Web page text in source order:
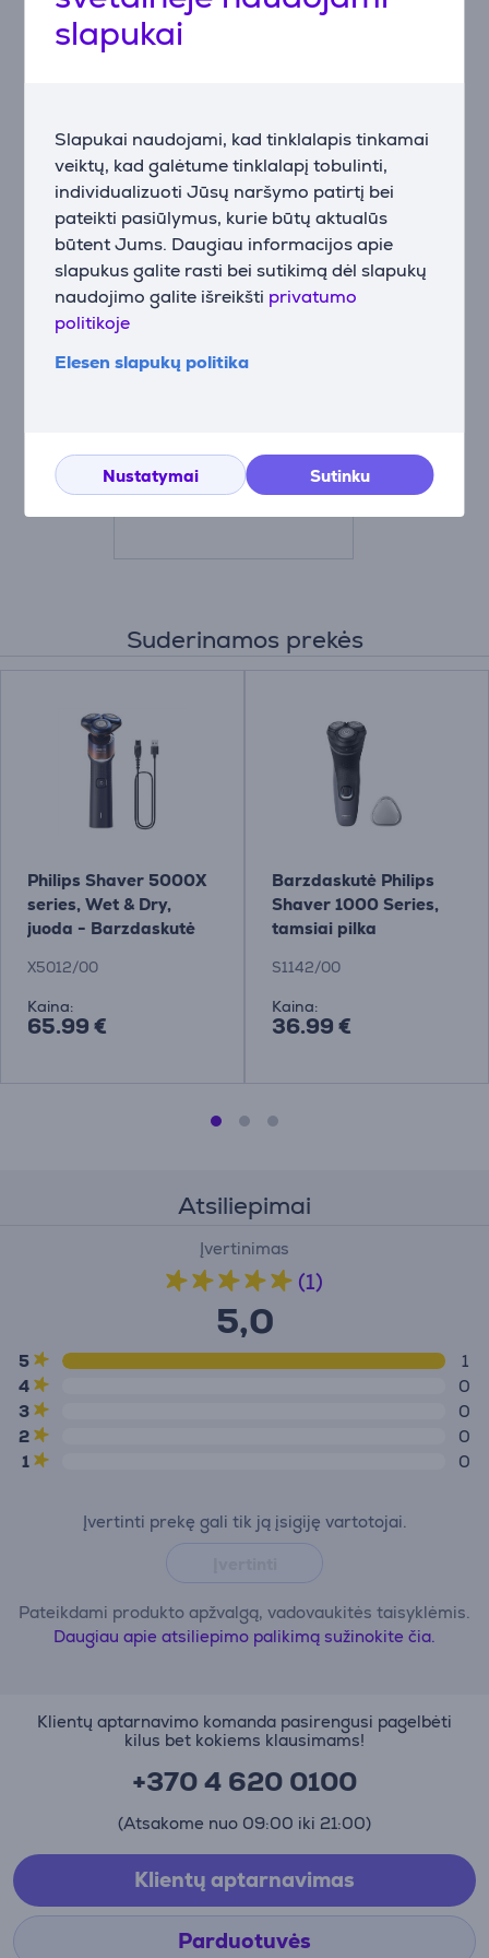
slapukai
Slapukai naudojami, kad tinklalapis tinkamai
veiktų, kad galėtume tinklalapį tobulinti,
individualizuoti Jūsų naršymo patirtį bei
pateikti pasiūlymus, kurie būtų aktualūs
būtent Jums. Daugiau informacijos apie
slapukus galite rasti bei sutikimą dėl slapukų
naudojimo galite išreikšti privatumo
politikoje
Elesen slapukų politika
Nustatymai Sutinku
Aprašymas
Philips Shaver 5000X
Kaina:
65.99 €
Suderinamos prekės
Philips Shaver 5000X
series, Wet & Dry,
juoda - Barzdaskutė
X5012/00
Kaina:
65.99 €
Barzdaskutė Philips
Shaver 1000 Series,
tamsiai pilka
S1142/00
Kaina:
36.99 €
Atsiliepimai
Įvertinimas
(1)
5,0
5
1
4
0
3
0
2
0
1
0
Įvertinti prekę gali tik ją įsigiję vartotojai.
Pateikdami produkto apžvalgą, vadovaukitės taisyklėmis.
Daugiau apie atsiliepimo palikimą sužinokite čia.
Klientų aptarnavimo komanda pasirengusi pagelbėti
kilus bet kokiems klausimams!
+370 4 620 0100
(Atsakome nuo 09:00 iki 21:00)
Klientų aptarnavimas
Parduotuvės